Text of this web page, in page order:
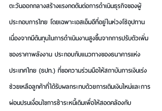
ตะวันออกกลางสร้างแรงกดดันต่อการดำเนินธุรกิจของผู้
ประกอบการไทย โดยเฉพาะเอสเอ็มอีที่อยู่ในห่วงโซ่อุปทาน
เนื่องจากมีต้นทุนในการดำเนินงานสูงขึ้นจากการปรับตัวเพิ่ม
ของราคาพลังงาน ประกอบกับแนวทางของธนาคารแห่ง
ประเทศไทย (ธปท.) ที่ขอความร่วมมือให้สถาบันการเงินเร่ง
ช่วยเหลือลูกค้าที่ได้รับผลกระทบด้วยการเติมเงินใหม่และการ
ผ่อนปรนเงื่อนไขการชำระหนี้เดิมเพื่อให้สอดคล้องกับ